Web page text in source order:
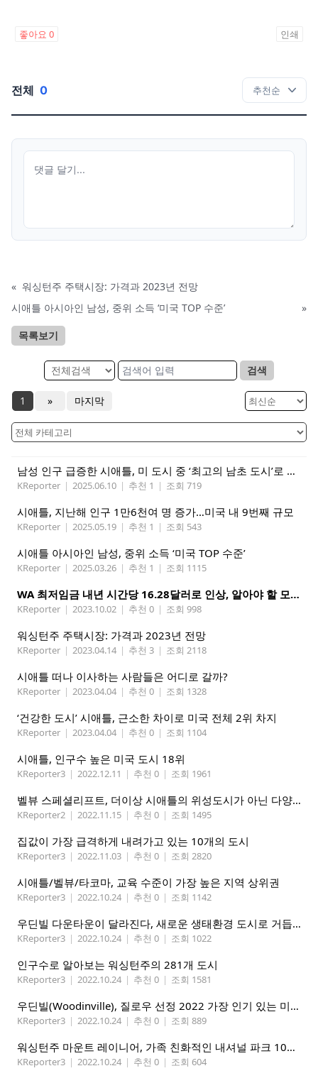
좋아요 0 인쇄
전체 0
« 워싱턴주 주택시장: 가격과 2023년 전망
시애틀 아시아인 남성, 중위 소득 ‘미국 TOP 수준’
»
목록보기
검색
1 » 마지막
남성 인구 급증한 시애틀, 미 도시 중 ‘최고의 남초 도시’로 떠올라
KReporter | 2025.06.10 | 추천 1 | 조회 719
시애틀, 지난해 인구 1만6천여 명 증가…미국 내 9번째 규모
KReporter | 2025.05.19 | 추천 1 | 조회 543
시애틀 아시아인 남성, 중위 소득 ‘미국 TOP 수준’
KReporter | 2025.03.26 | 추천 1 | 조회 1115
WA 최저임금 내년 시간당 16.28달러로 인상, 알아야 할 모든 것
KReporter | 2023.10.02 | 추천 0 | 조회 998
워싱턴주 주택시장: 가격과 2023년 전망
KReporter | 2023.04.14 | 추천 3 | 조회 2118
시애틀 떠나 이사하는 사람들은 어디로 갈까?
KReporter | 2023.04.04 | 추천 0 | 조회 1328
‘건강한 도시’ 시애틀, 근소한 차이로 미국 전체 2위 차지
KReporter | 2023.04.04 | 추천 0 | 조회 1104
시애틀, 인구수 높은 미국 도시 18위
KReporter3 | 2022.12.11 | 추천 0 | 조회 1961
벨뷰 스페셜리프트, 더이상 시애틀의 위성도시가 아닌 다양성이 풍부한 도시로 변천
KReporter2 | 2022.11.15 | 추천 0 | 조회 1495
집값이 가장 급격하게 내려가고 있는 10개의 도시
KReporter3 | 2022.11.03 | 추천 0 | 조회 2820
시애틀/벨뷰/타코마, 교육 수준이 가장 높은 지역 상위권
KReporter3 | 2022.10.24 | 추천 0 | 조회 1142
우딘빌 다운타운이 달라진다, 새로운 생태환경 도시로 거듭나
KReporter3 | 2022.10.24 | 추천 0 | 조회 1022
인구수로 알아보는 워싱턴주의 281개 도시
KReporter3 | 2022.10.24 | 추천 0 | 조회 1581
우딘빌(Woodinville), 질로우 선정 2022 가장 인기 있는 미 주택 시장. 5위엔 에드먼즈(Edmonds)
KReporter3 | 2022.10.24 | 추천 0 | 조회 889
워싱턴주 마운트 레이니어, 가족 친화적인 내셔널 파크 10위 선정
KReporter3 | 2022.10.24 | 추천 0 | 조회 604